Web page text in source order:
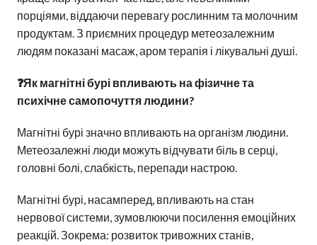
порціями, віддаючи перевагу рослинним та молочним
продуктам. З приємних процедур метеозалежним
людям показані масаж, аром терапія і лікувальні душі.
❓Як магнітні бурі впливають на фізичне та
психічне самопочуття людини?
Магнітні бурі значно впливають на організм людини.
Метеозалежні люди можуть відчувати біль в серці,
головні болі, слабкість, перепади настрою.
Магнітні бурі, насамперед, впливають на стан
нервової системи, зумовлюючи посилення емоційних
реакцій. Зокрема: розвиток тривожних станів,